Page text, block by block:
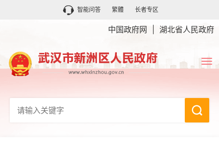
智能问答 繁體 长者专区
中国政府网 湖北省人民政府